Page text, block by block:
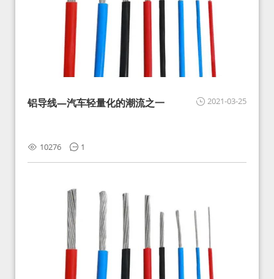
2021-03-25
铝导线—汽车轻量化的潮流之一
10276 1